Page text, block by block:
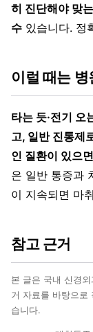
히 진단해야 맞
수 있습니다. 정
이럴 때는
타는 듯·전기 오
고, 일반 진통제
인 질환이 있으면
은 일반 통증과
이 지속되면 마
참고 근거
본 글은 국내 신경외
거 자료를 바탕으로
습니다.